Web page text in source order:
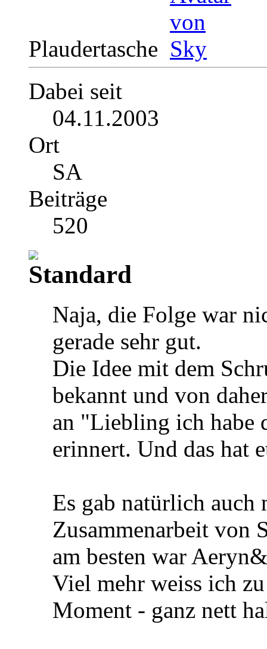
Plaudertasche
Dabei seit
04.11.2003
Ort
SA
Beiträge
520
Naja, die Folge war
gerade sehr gut.
Die Idee mit dem
bekannt und von
an "Liebling ich habe
erinnert. Und das hat
Es gab natürlich auch
Zusammenarbeit von
am besten war
Viel mehr weiss ich
Moment - ganz nett